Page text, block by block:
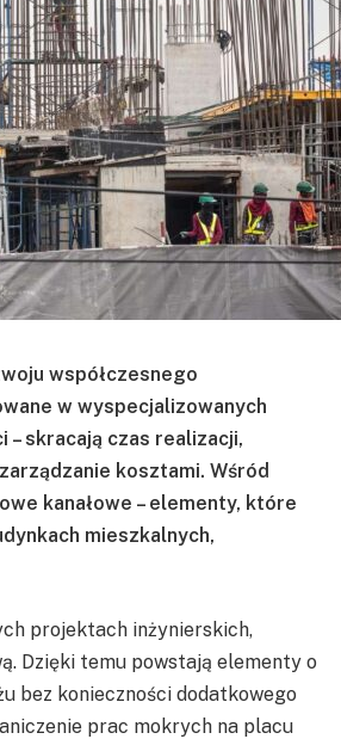
współczesnego
w wyspecjalizowanych
skracają czas realizacji,
kosztami. Wśród
kanałowe – elementy, które
mieszkalnych,
projektach inżynierskich,
Dzięki temu powstają elementy o
bez konieczności dodatkowego
prac mokrych na placu